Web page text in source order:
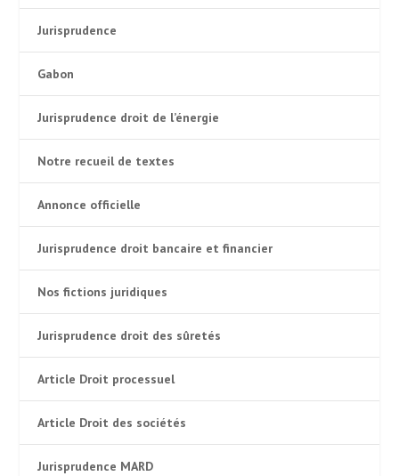
Jurisprudence
Gabon
Jurisprudence droit de l’énergie
Notre recueil de textes
Annonce officielle
Jurisprudence droit bancaire et financier
Nos fictions juridiques
Jurisprudence droit des sûretés
Article Droit processuel
Article Droit des sociétés
Jurisprudence MARD